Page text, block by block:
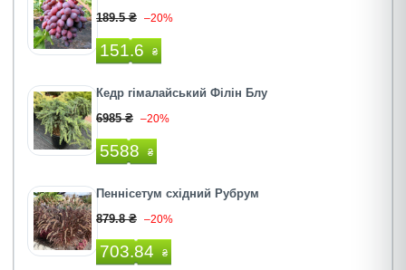
189.5 ₴ –20%
151.6 ₴
Кедр гімалайський Філін Блу
6985 ₴ –20%
5588 ₴
Пеннісетум східний Рубрум
879.8 ₴ –20%
703.84 ₴